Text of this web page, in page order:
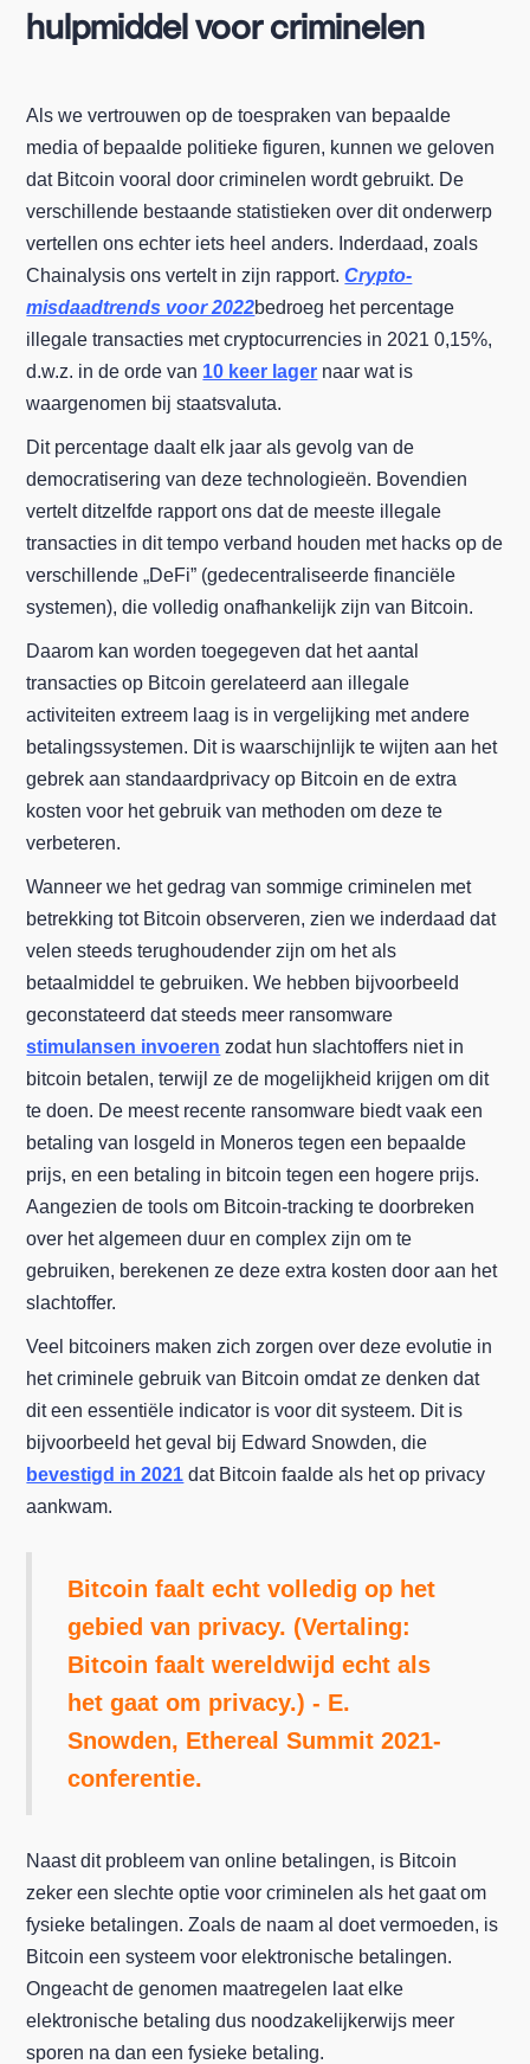
hulpmiddel voor criminelen
Als we vertrouwen op de toespraken van bepaalde
media of bepaalde politieke figuren, kunnen we geloven
dat Bitcoin vooral door criminelen wordt gebruikt. De
verschillende bestaande statistieken over dit onderwerp
vertellen ons echter iets heel anders. Inderdaad, zoals
Chainalysis ons vertelt in zijn rapport.Crypto-
misdaadtrends voor 2022bedroeg het percentage
illegale transacties met cryptocurrencies in 2021 0,15%,
d.w.z. in de orde van 10 keer lager naar wat is
waargenomen bij staatsvaluta.
Dit percentage daalt elk jaar als gevolg van de
democratisering van deze technologieën. Bovendien
vertelt ditzelfde rapport ons dat de meeste illegale
transacties in dit tempo verband houden met hacks op de
verschillende „DeFi” (gedecentraliseerde financiële
systemen), die volledig onafhankelijk zijn van Bitcoin.
Daarom kan worden toegegeven dat het aantal
transacties op Bitcoin gerelateerd aan illegale
activiteiten extreem laag is in vergelijking met andere
betalingssystemen. Dit is waarschijnlijk te wijten aan het
gebrek aan standaardprivacy op Bitcoin en de extra
kosten voor het gebruik van methoden om deze te
verbeteren.
Wanneer we het gedrag van sommige criminelen met
betrekking tot Bitcoin observeren, zien we inderdaad dat
velen steeds terughoudender zijn om het als
betaalmiddel te gebruiken. We hebben bijvoorbeeld
geconstateerd dat steeds meer ransomware
stimulansen invoeren zodat hun slachtoffers niet in
bitcoin betalen, terwijl ze de mogelijkheid krijgen om dit
te doen. De meest recente ransomware biedt vaak een
betaling van losgeld in Moneros tegen een bepaalde
prijs, en een betaling in bitcoin tegen een hogere prijs.
Aangezien de tools om Bitcoin-tracking te doorbreken
over het algemeen duur en complex zijn om te
gebruiken, berekenen ze deze extra kosten door aan het
slachtoffer.
Veel bitcoiners maken zich zorgen over deze evolutie in
het criminele gebruik van Bitcoin omdat ze denken dat
dit een essentiële indicator is voor dit systeem. Dit is
bijvoorbeeld het geval bij Edward Snowden, die
bevestigd in 2021 dat Bitcoin faalde als het op privacy
aankwam.
Bitcoin faalt echt volledig op het
gebied van privacy. (Vertaling:
Bitcoin faalt wereldwijd echt als
het gaat om privacy.) - E.
Snowden, Ethereal Summit 2021-
conferentie.
Naast dit probleem van online betalingen, is Bitcoin
zeker een slechte optie voor criminelen als het gaat om
fysieke betalingen. Zoals de naam al doet vermoeden, is
Bitcoin een systeem voor elektronische betalingen.
Ongeacht de genomen maatregelen laat elke
elektronische betaling dus noodzakelijkerwijs meer
sporen na dan een fysieke betaling.